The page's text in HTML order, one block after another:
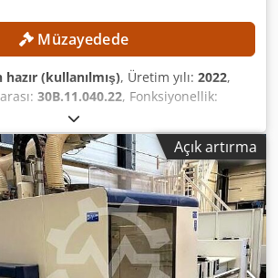
Müzayedede
(kullanılmış), Üretim yılı: 2022,
30B.11.040.22, Fonksiyonellik:
, TEKNİK DETAYLAR Dcjdpfxozrmuve
X ekseni: 3.300 mm Çalışma alanı Y
alanı Z ekseni: 250 mm Hareket
4.000 mm Hareket mesafesi Y ekseni:
mesafesi Z ekseni: 500 mm Freze mili
1 adet Maksimum mil devri: 24.000
gücü: 11 kW Takım tutucu sistemi: HSK-
Kirişli masa Masa uzunluğu: 3.300 mm
mm Malzeme sıkıştırma: Pnömatik
Açık artırma